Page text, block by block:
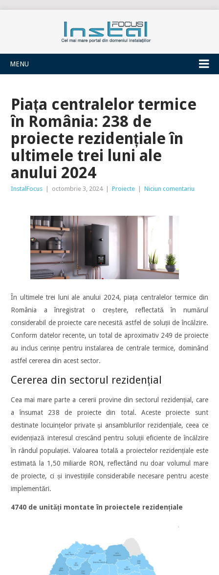
INSTALFOCUS
MENU
Piața centralelor termice
în România: 238 de
proiecte rezidențiale în
ultimele trei luni ale
anului 2024
InstalFocus octombrie 3, 2024 Proiecte Niciun comentariu
În ultimele trei luni ale anului 2024, piața centralelor termice din
România a înregistrat o creștere, reflectată în numărul
considerabil de proiecte care necesită astfel de soluții de încălzire.
Conform datelor recente, un total de aproximativ 249 de proiecte
au inclus cerințe pentru instalarea de centrale termice, dominând
astfel cererea din acest sector.
Cererea din sectorul rezidențial
Cea mai mare parte a cererii provine din sectorul rezidențial, care
a însumat 238 de proiecte din total. Aceste proiecte sunt
destinate locuințelor private și ansamblurilor rezidențiale, ceea ce
evidențiază interesul crescând pentru soluții eficiente de încălzire
în rândul populației. Valoarea totală a proiectelor rezidențiale este
estimată la 1,50 miliarde RON, reflectând nu doar volumul mare
de proiecte, ci și investițiile considerabile necesare pentru aceste
implementări.
4740 de unități montate în proiectele rezidențiale